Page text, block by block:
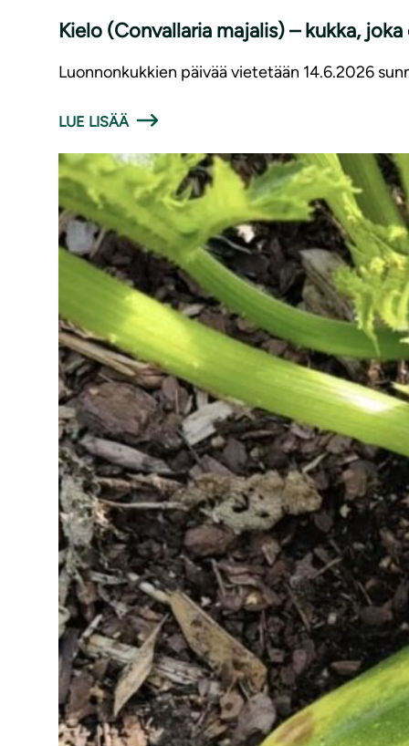
Kielo (Convallaria majalis) – kukka,
Luonnonkukkien päivää vietetään 14.6.2026
LUE LISÄÄ